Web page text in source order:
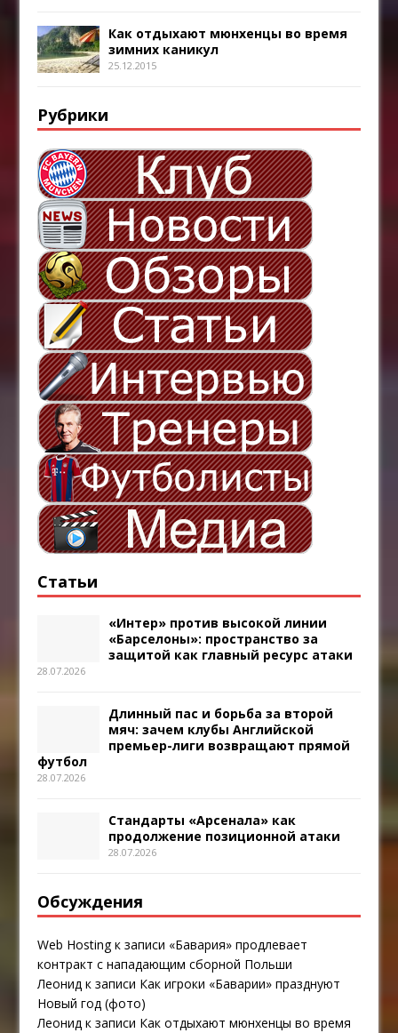
Как отдыхают мюнхенцы во время
зимних каникул
25.12.2015
Рубрики
Статьи
«Интер» против высокой линии
«Барселоны»: пространство за
защитой как главный ресурс атаки
28.07.2026
Длинный пас и борьба за второй
мяч: зачем клубы Английской
премьер-лиги возвращают прямой
футбол
28.07.2026
Стандарты «Арсенала» как
продолжение позиционной атаки
28.07.2026
Обсуждения
Web Hostingк записи «Бавария» продлевает
контракт с нападающим сборной Польши
Леонид к записи Как игроки «Баварии» празднуют
Новый год (фото)
Леонид к записи Как отдыхают мюнхенцы во время